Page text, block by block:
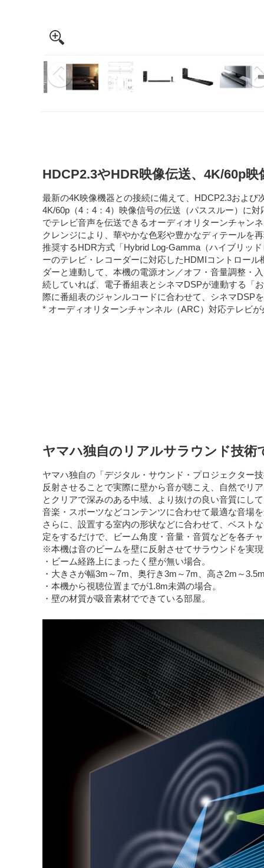
HDCP2.3やHDR映像伝送、4K/60p
最新の4K映像機器との接続に備えて、HDCP2.3およ
4K/60p（4：4：4）映像信号の伝送（パススルー）に
でテレビ音声を伝送できるオーディオリターンチャン
クレンジにより、華やかな色彩や豊かなディテールを
推奨するHDR方式「Hybrid Log-Gamma（ハイブリッ
ーのテレビ・レコーダーに対応したHDMIコントロー
ダーと連動して、本機の電源オン／オフ・音量調整・
続していれば、電子番組表とシネマDSPが連動する「
際に番組表のジャンルコードに合わせて、シネマDSP
* オーディオリターンチャンネル（ARC）対応テレビ
ヤマハ独自のリアルサラウンド技
ヤマハ独自の「デジタル・サウンド・プロジェクター
反射させることで実際に壁から音が聴こえ、自然でリ
とクリアで深みのある中域、より抜けの良い音質にし
音楽・スポーツなどコンテンツに合わせて最適な音場
さらに、設置する室内の形状などに合わせて、ベスト
定をするだけで、ビーム角度・音量・音質などを各チ
※本機は音のビームを壁に反射させてサラウンドを実
・ビーム経路上にまったく壁が無い場合。
・大きさが幅3m～7m、奥行き3m～7m、高さ2m～
・本機から視聴位置までが1.8m未満の場合。
・壁の材質が吸音素材でできている部屋。